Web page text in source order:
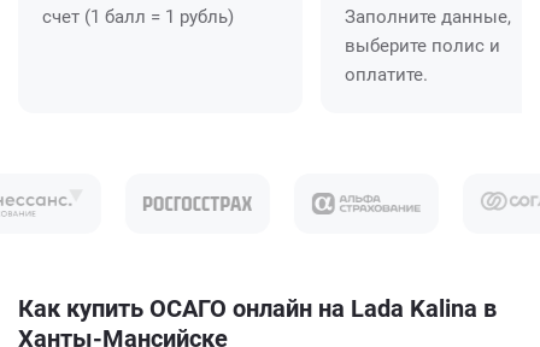
счет (1 балл = 1 рубль)
Заполните данные,
выберите полис и
оплатите.
Как купить ОСАГО онлайн на Lada Kalina в
Ханты-Мансийске